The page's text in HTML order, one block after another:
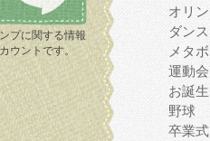
プに関する情報
ウントです。
オリ
ダンス
メタ
運動会
お誕
野球
卒業式